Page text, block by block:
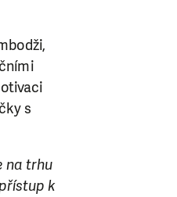
s
na trhu
k